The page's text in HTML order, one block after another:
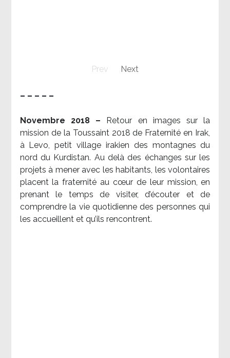
Prev Next
– – – – –
Novembre 2018 –
Retour en images sur la
mission de la Toussaint 2018 de Fraternité en Irak,
à Levo, petit village irakien des montagnes du
nord du Kurdistan. Au delà des échanges sur les
projets à mener avec les habitants, les volontaires
placent la fraternité au cœur de leur mission, en
prenant le temps de visiter, d’écouter et de
comprendre la vie quotidienne des personnes qui
les accueillent et qu’ils rencontrent.